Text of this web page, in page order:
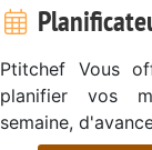
Ptitchef Vous
planifier vos
semaine,